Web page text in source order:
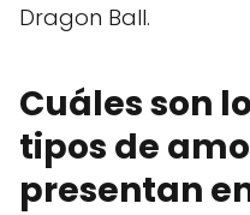
Dragon Ball.
Cuáles son
tipos de
presentan